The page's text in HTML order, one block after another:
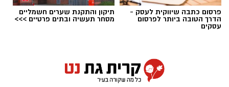
פרסום כתבה שיווקית לעסק -
הדרך הטובה ביותר לפרסום
עסקים
תיקון והתקנת שערים חשמליים
מסחר תעשיה ובתים פרטיים >>>